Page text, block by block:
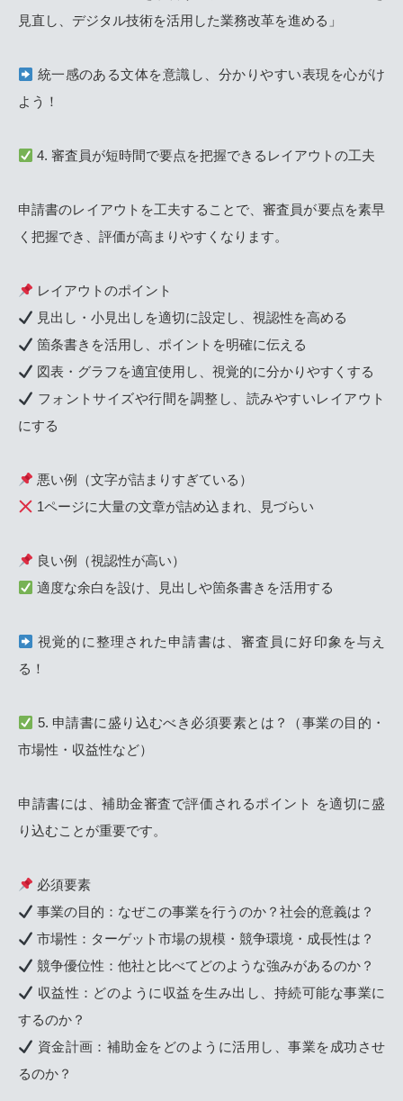
見直し、デジタル技術を活用した業務改革を進める」
統一感のある文体を意識し、分かりやすい表現を心がけ
よう！
4. 審査員が短時間で要点を把握できるレイアウトの工夫
申請書のレイアウトを工夫することで、審査員が要点を素早
く把握でき、評価が高まりやすくなります。
レイアウトのポイント
見出し・小見出しを適切に設定し、視認性を高める
箇条書きを活用し、ポイントを明確に伝える
図表・グラフを適宜使用し、視覚的に分かりやすくする
フォントサイズや行間を調整し、読みやすいレイアウト
にする
悪い例（文字が詰まりすぎている）
1ページに大量の文章が詰め込まれ、見づらい
良い例（視認性が高い）
適度な余白を設け、見出しや箇条書きを活用する
視覚的に整理された申請書は、審査員に好印象を与え
る！
5. 申請書に盛り込むべき必須要素とは？（事業の目的・
市場性・収益性など）
申請書には、補助金審査で評価されるポイント を適切に盛
り込むことが重要です。
必須要素
事業の目的：なぜこの事業を行うのか？社会的意義は？
市場性：ターゲット市場の規模・競争環境・成長性は？
競争優位性：他社と比べてどのような強みがあるのか？
収益性：どのように収益を生み出し、持続可能な事業に
するのか？
資金計画：補助金をどのように活用し、事業を成功させ
るのか？